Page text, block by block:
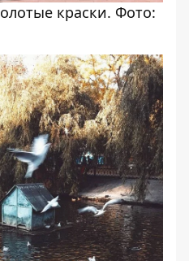
краски. Фото: